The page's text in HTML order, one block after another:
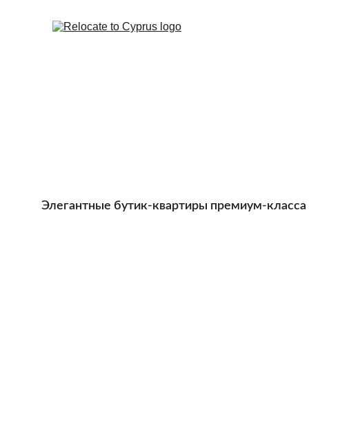
Элегантные бутик-квартиры премиум-класса